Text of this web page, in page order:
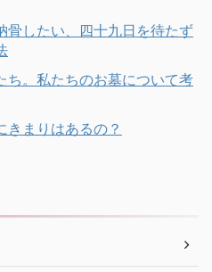
骨したい、四十九日を待たず
ち。私たちのお墓について考
きまりはあるの？